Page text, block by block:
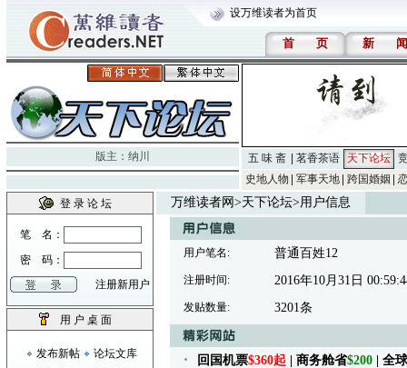
设万维读者为首页
首 页 新 闻
版主： 纳川 五 味 斋 茗香茶语 天下论坛
史地人物
军事天地 跨国婚姻
登 录 论 坛
笔 名：
密 码：
注册新用户
用 户 桌 面
发布新帖
论坛文库
万维读者网 >天下论坛>用户信息
用户笔名: 普通百姓12
注册时间: 2016年10月31日
发贴数量: 3201条
回国机票$360起 | 商务舱省$200 | 全